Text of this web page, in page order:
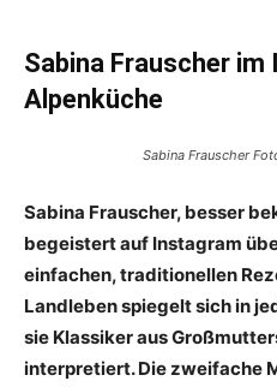
Sabina Frauscher im
Alpenküche
Sabina Frauscher
Sabina Frauscher, besser
begeistert auf Instagram
einfachen, traditionellen
Landleben spiegelt sich in
sie Klassiker aus
interpretiert. Die zweifache